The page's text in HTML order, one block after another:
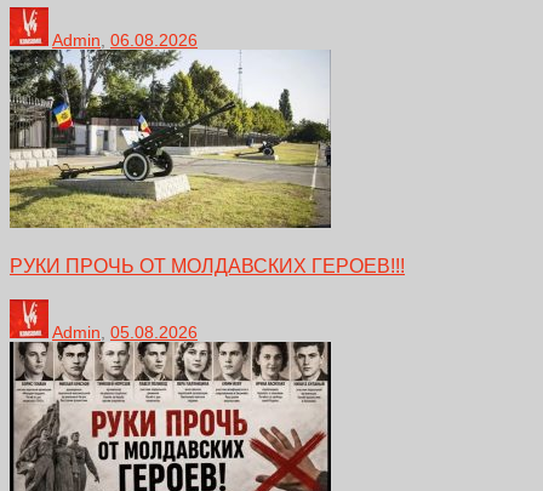
Admin 06.08.2026
РУКИ ПРОЧЬ ОТ МОЛДАВСКИХ ГЕРОЕВ!!!
Admin 05.08.2026